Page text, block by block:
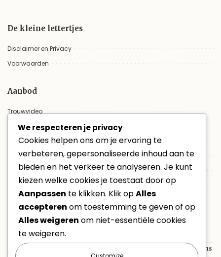
De kleine lettertjes
Disclaimer en Privacy
Voorwaarden
Aanbod
Trouwvideo
Aanbod
Trouwfilm online bekijken
Evenementen
Non-profit
VacatureVideo
Laatste berichten
Opendeurdag Brandweer Heusden-Zolder 2026
Tien jaar Aap en Nel: Heusden-Zolder viert kinderplezier tijdens
We respecteren je privacy
Cookies helpen ons om je ervaring te
verbeteren, gepersonaliseerde inhoud aan te
bieden en het verkeer te analyseren. Je kunt
kiezen welke cookies je toestaat door op
Aanpassen te klikken. Klik opAlles
accepteren om toestemming te geven of op
Alles weigeren om niet-essentiële cookies
te weigeren.